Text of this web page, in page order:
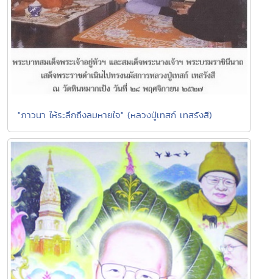
"ภาวนา ให้ระลึกถึงลมหายใจ" (หลวงปู่เทสก์ เทสรังสี)